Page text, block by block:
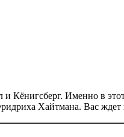
Кёнигсберг. Именно в
Хайтмана. Вас